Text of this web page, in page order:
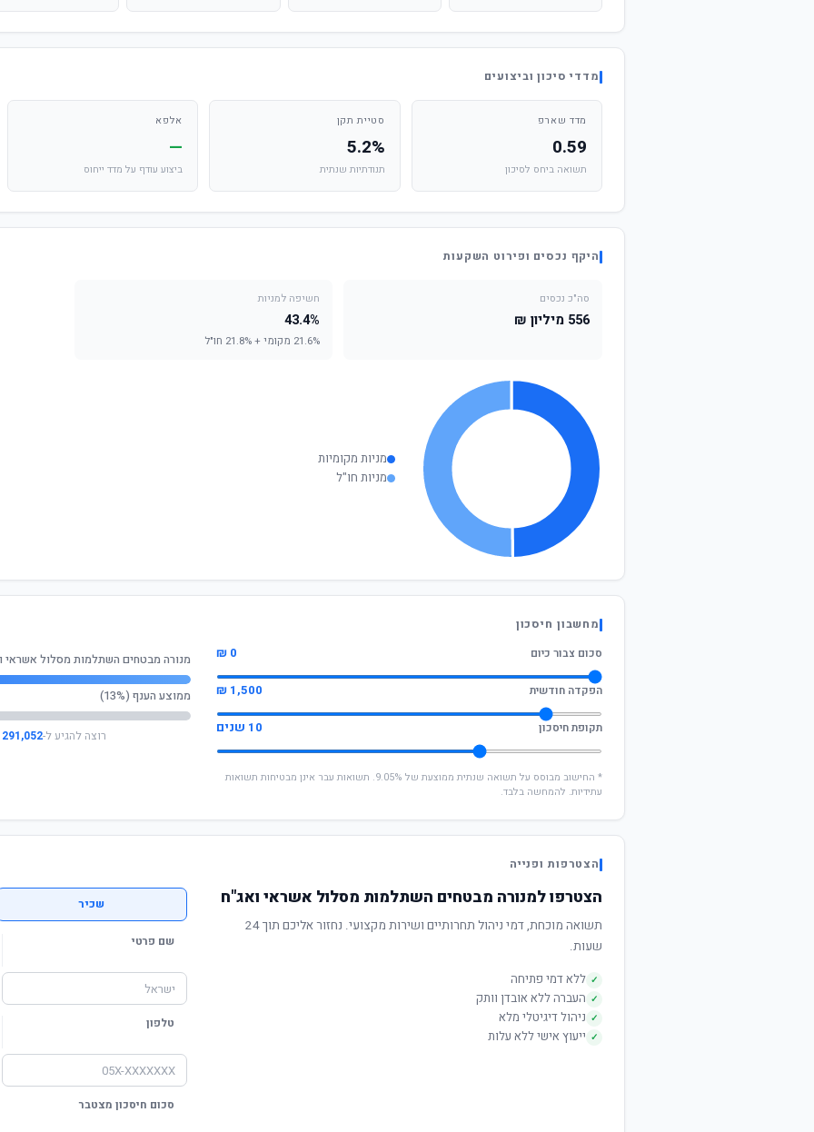
מדדי סיכון וביצועים
מדד שארפ
0.59
תשואה ביחס לסיכון
סטיית תקן
5.2%
תנודתיות שנתית
אלפא
—
ביצוע עודף על מדד ייחוס
היקף נכסים ופירוט השקעות
סה"כ נכסים
556 מיליון ₪
חשיפה למניות
43.4%
21.6% מקומי + 21.8% חו"ל
מניות מקומיות
מניות חו"ל
מחשבון חיסכון
סכום צבור כיום
0 ₪
הפקדה חודשית 1,500 ₪
תקופת חיסכון 10 שנים
* החישוב מבוסס על תשואה שנתית ממוצעת של 9.05%. תשואות עבר אינן מבטיחות תשואות
עתידיות. להמחשה בלבד.
מנורה מבטחים השתלמות מסלול אשראי
ממוצע הענף (13%)
רוצה להגיע ל-291,052 ₪
הצטרפות ופנייה
הצטרפו למנורה מבטחים השתלמות מסלול אשראי ואג"ח
תשואה מוכחת, דמי ניהול תחרותיים ושירות מקצועי. נחזור אליכם תוך 24
שעות.
✓ ללא דמי פתיחה
✓ העברה ללא אובדן וותק
✓ ניהול דיגיטלי מלא
✓ ייעוץ אישי ללא עלות
שכיר
שם פרטי
טלפון
סכום חיסכון מצטבר